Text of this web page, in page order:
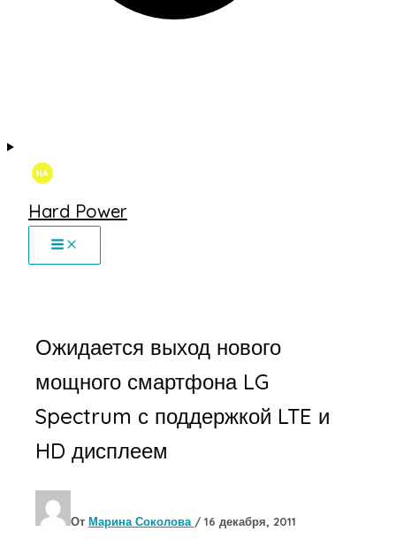
Hard Power
Ожидается выход нового
мощного смартфона LG
Spectrum с поддержкой LTE и
HD дисплеем
От Марина Соколова / 16 декабря, 2011